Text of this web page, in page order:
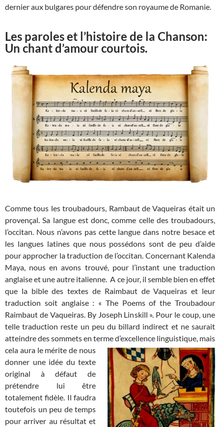
dernier aux bulgares pour défendre son royaume de Romanie.
Les paroles et l’histoire de la Chanson:
Un chant d’amour courtois.
Comme tous les troubadours, Rambaut de Vaqueiras était un
provençal. Sa langue est donc, comme celle des troubadours,
l’occitan. Nous n’avons pas cette langue dans notre besace et
les langues latines que nous possédons sont de peu d’aide
pour approcher la traduction de l’occitan. Concernant Kalenda
Maya, nous en avons trouvé, pour l’instant une traduction
anglaise et une autre italienne. A ce jour, il semble bien en effet
que la bible des textes de Raimbaut de Vaqueiras et leur
traduction soit anglaise : « The Poems of the Troubadour
Raimbaut de Vaqueiras. By Joseph Linskill ». Pour le coup, une
telle traduction reste un peu du billard indirect et ne saurait
atteindre des sommets en terme d’excellence linguistique, mais
cela aura le mérite de nous
donner une idée du texte
original à défaut de
prétendre lui être
totalement fidèle. Il faudra
toutefois un peu de temps
pour arriver au résultat et